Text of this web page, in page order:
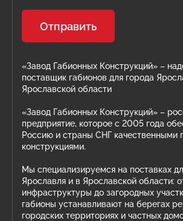
«Завод Габионных Конструкций» –
поставщик габионов для города
Ярославской области
«Завод Габионных Конструкций» –
предприятие, которое с 2005 года
Россию и страны СНГ качественными
конструкциями.
Мы специализируемся на поставках
Ярославля и в Ярославской области:
инфраструктуры до загородных
габионы устанавливают на берегах
городских территориях и частных
Отправить